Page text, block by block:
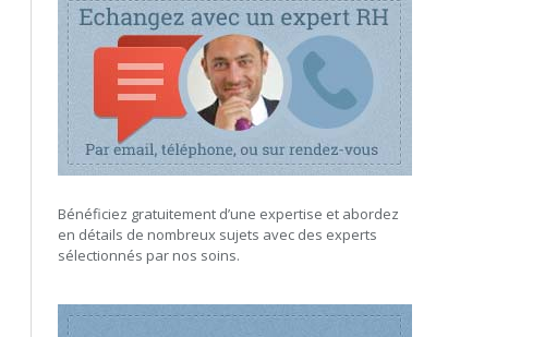
Bénéficiez gratuitement d’une expertise et abordez
en détails de nombreux sujets avec des experts
sélectionnés par nos soins.